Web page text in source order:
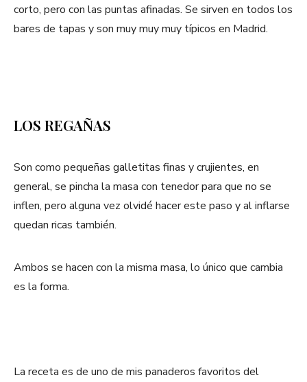
corto, pero con las puntas afinadas. Se sirven en todos los
bares de tapas y son muy muy muy típicos en Madrid.
LOS REGAÑAS
Son como pequeñas galletitas finas y crujientes, en
general, se pincha la masa con tenedor para que no se
inflen, pero alguna vez olvidé hacer este paso y al inflarse
quedan ricas también.
Ambos se hacen con la misma masa, lo único que cambia
es la forma.
La receta es de uno de mis panaderos favoritos del